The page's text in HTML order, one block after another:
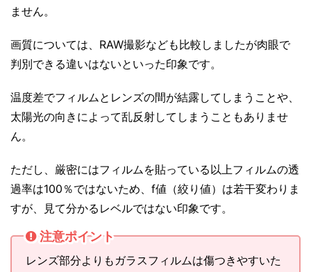
ません。
画質については、RAW撮影なども比較しましたが肉眼で
判別できる違いはないといった印象です。
温度差でフィルムとレンズの間が結露してしまうことや、
太陽光の向きによって乱反射してしまうこともありませ
ん。
ただし、厳密にはフィルムを貼っている以上フィルムの透
過率は100％ではないため、f値（絞り値）は若干変わりま
すが、見て分かるレベルではない印象です。
注意ポイント
レンズ部分よりもガラスフィルムは傷つきやすいた